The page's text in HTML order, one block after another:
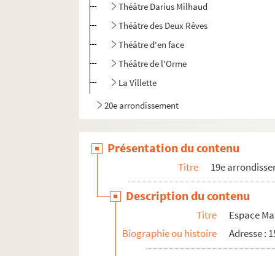
Théâtre Darius Milhaud
Théâtre des Deux Rêves
Théâtre d'en face
Théâtre de l'Orme
La Villette
20e arrondissement
Présentation du contenu
Titre 19e
Description du contenu
Titre
Espace
Biographie ou histoire
Adresse :